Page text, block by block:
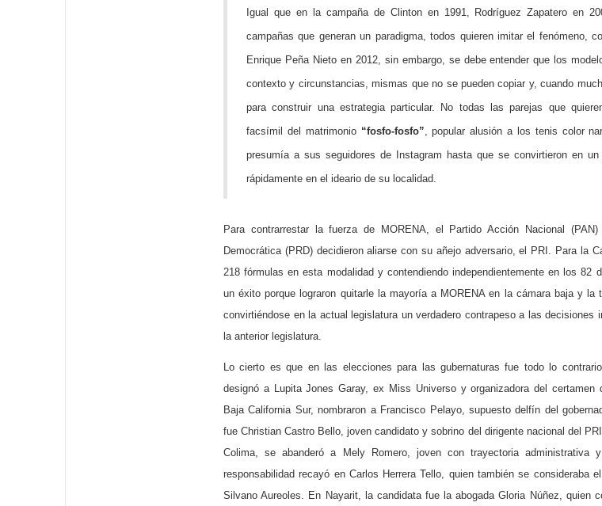
Igual que en la campaña de Clinton en 1991, Rodríguez Zapatero en
campañas que generan un paradigma, todos quieren imitar el fenómeno,
Enrique Peña Nieto en 2012, sin embargo, se debe entender que los
contexto y circunstancias, mismas que no se pueden copiar y, cuando
para construir una estrategia particular. No todas las parejas que
facsímil del matrimonio “fosfo-fosfo”, popular alusión a los tenis color
presumía a sus seguidores de Instagram hasta que se convirtieron en
rápidamente en el ideario de su localidad.
Para contrarrestar la fuerza de MORENA, el Partido Acción Nacional
Democrática (PRD) decidieron aliarse con su añejo adversario, el PRI. Para la
218 fórmulas en esta modalidad y contendiendo independientemente en los 82
un éxito porque lograron quitarle la mayoría a MORENA en la cámara baja y la
convirtiéndose en la actual legislatura un verdadero contrapeso a las decisiones
la anterior legislatura.
Lo cierto es que en las elecciones para las gubernaturas fue todo lo
designó a Lupita Jones Garay, ex Miss Universo y organizadora del certamen
Baja California Sur, nombraron a Francisco Pelayo, supuesto delfín del
fue Christian Castro Bello, joven candidato y sobrino del dirigente nacional del
Colima, se abanderó a Mely Romero, joven con trayectoria administrativa
responsabilidad recayó en Carlos Herrera Tello, quien también se consideraba
Silvano Aureoles. En Nayarit, la candidata fue la abogada Gloria Núñez, quien